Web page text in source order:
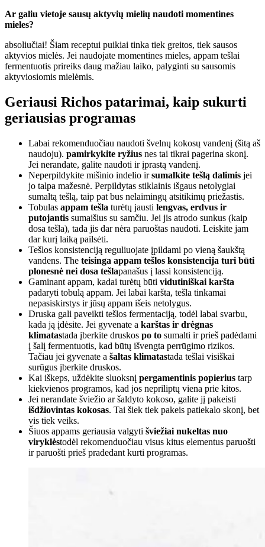
Ar galiu vietoje sausų aktyvių mielių naudoti momentines
mieles?
absoliučiai! Šiam receptui puikiai tinka tiek greitos, tiek sausos
aktyvios mielės. Jei naudojate momentines mieles, appam tešlai
fermentuotis prireiks daug mažiau laiko, palyginti su sausomis
aktyviosiomis mielėmis.
Geriausi Richos patarimai, kaip sukurti
geriausias programas
Labai rekomenduočiau naudoti švelnų kokosų vandenį (šitą aš
naudoju). pamirkykite ryžius nes tai tikrai pagerina skonį.
Jei nerandate, galite naudoti ir įprastą vandenį.
Neperpildykite mišinio indelio irsumalkite tešlą dalimis jei
jo talpa mažesnė. Perpildytas stiklainis išgaus netolygiai
sumaltą tešlą, taip pat bus nelaimingų atsitikimų priežastis.
Tobulas appam tešla turėtų jausti lengvas, erdvus ir
putojantis sumaišius su samčiu. Jei jis atrodo sunkus (kaip
dosa tešla), tada jis dar nėra paruoštas naudoti. Leiskite jam
dar kurį laiką pailsėti.
Tešlos konsistenciją reguliuojate įpildami po vieną šaukštą
vandens. The teisinga appam tešlos konsistencija turi būti
plonesnė nei dosa tešlapanašus į lassi konsistenciją.
Gaminant appam, kadai turėtų būti vidutiniškai karšta
padaryti tobulą appam. Jei labai karšta, tešla tinkamai
nepasiskirstys ir jūsų appam išeis netolygus.
Druska gali paveikti tešlos fermentaciją, todėl labai svarbu,
kada ją įdėsite. Jei gyvenate a karštas ir drėgnas
klimatastada įberkite druskos po to sumalti ir prieš padėdami
į šalį fermentuotis, kad būtų išvengta perrūgimo rizikos.
Tačiau jei gyvenate a šaltas klimatastada tešlai visiškai
surūgus įberkite druskos.
Kai iškeps, uždėkite sluoksnį pergamentinis popierius tarp
kiekvienos programos, kad jos nepriliptų viena prie kitos.
Jei nerandate šviežio ar šaldyto kokoso, galite jį pakeisti
išdžiovintas kokosas. Tai šiek tiek pakeis patiekalo skonį, bet
vis tiek veiks.
Šiuos appams geriausia valgyti šviežiai nukeltas nuo
viryklėstodėl rekomenduočiau visus kitus elementus paruošti
ir paruošti prieš pradedant kurti programas.